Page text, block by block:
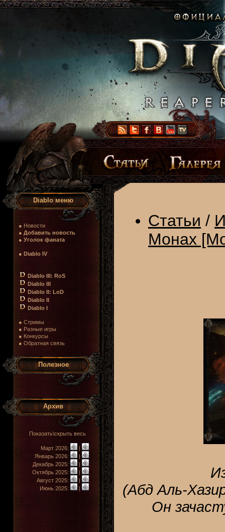
Diablo меню
● Новости
● Добавить новость
● Уголок фаната
● Diablo IV
Diablo III: RoS
Diablo III
Diablo II: LoD
Diablo II
Diablo I
● Стримы
● Разные игры
● Конкурсы
● Обратная связь
Полезное
Архив
Показать\скрыть весь
Март 2026:
|
Январь 2026:
|
Декабрь 2025:
|
Октябрь 2025:
|
Август 2025:
|
Июнь 2025:
|
Статьи /
Монах
(Абд Аль-
Он